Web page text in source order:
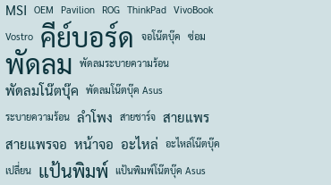
MSI OEM Pavilion ROG ThinkPad VivoBook
Vostro
คีย์บอร์ด จอโน๊ตบุ๊ค ซ่อม
พัดลม พัดลมระบายความร้อน
พัดลมโน๊ตบุ๊ค พัดลมโน๊ตบุ๊ค Asus
ระบายความร้อน ลำโพง สายชาร์จ สายแพร
สายแพรจอ หน้าจอ อะไหล่ อะไหล่โน๊ตบุ๊ค
เปลี่ยน
แป้นพิมพ์ แป้นพิมพ์โน๊ตบุ๊ค Asus